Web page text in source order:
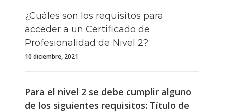
¿Cuáles son los requisitos para
acceder a un Certificado de
Profesionalidad de Nivel 2?
10 diciembre, 2021
Para el nivel 2 se debe cumplir alguno
de los siguientes requisitos: Título de